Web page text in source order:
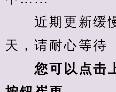
近期更新缓慢
天，请耐心等待
您可以点击